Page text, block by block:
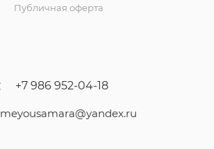
Публичная оферта
+7 986 952-04-18
meyousamara@yandex.ru